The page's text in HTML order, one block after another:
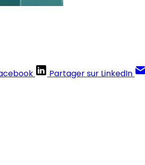
Partager sur LinkedIn